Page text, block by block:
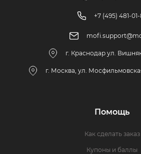
+7 (495) 481-
г. Краснодар ул.
г. Москва, ул.
Помощь
Как сделать заказ
Купоны и баллы